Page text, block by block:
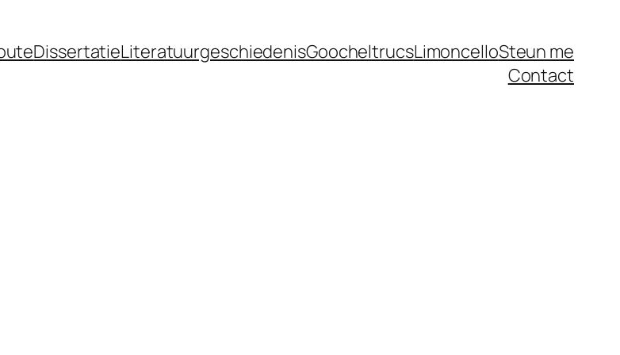
DissertatieLiteratuurgeschiedenisGoocheltrucsLimoncelloSteun me
Contact